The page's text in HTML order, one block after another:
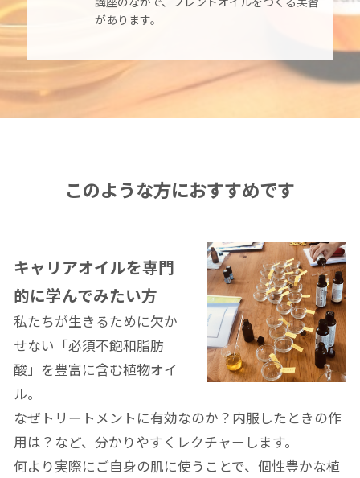
があります。
このような方におすすめです
キャリアオイルを専門
的に学んでみたい方
私たちが生きるために欠か
せない「必須不飽和脂肪
酸」を豊富に含む植物オイ
ル。
なぜトリートメントに有効なのか？内服したときの作
用は？など、分かりやすくレクチャーします。
何より実際にご自身の肌に使うことで、個性豊かな植